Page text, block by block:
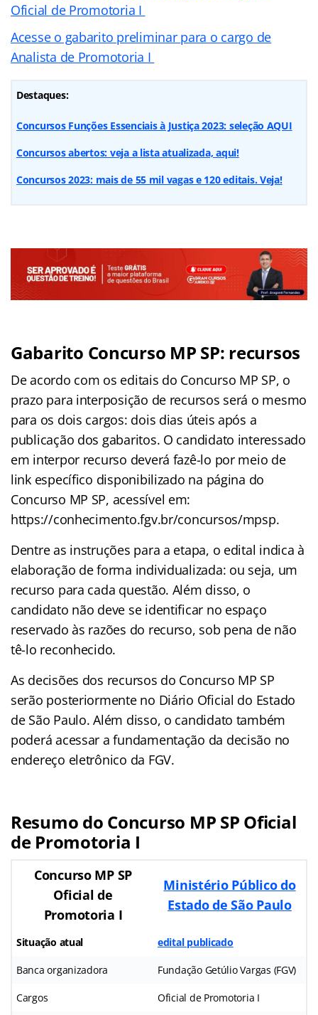
Oficial de Promotoria I
Acesse o gabarito preliminar para o cargo de
Analista de Promotoria I
Destaques:
Concursos Funções Essenciais à Justiça 2023: seleção AQUI
Concursos abertos: veja a lista atualizada, aqui!
Concursos 2023: mais de 55 mil vagas e 120 editais. Veja!
Gabarito Concurso MP SP: recursos
De acordo com os editais do Concurso MP SP, o
prazo para interposição de recursos será o mesmo
para os dois cargos: dois dias úteis após a
publicação dos gabaritos. O candidato interessado
em interpor recurso deverá fazê-lo por meio de
link específico disponibilizado na página do
Concurso MP SP, acessível em:
https://conhecimento.fgv.br/concursos/mpsp.
Dentre as instruções para a etapa, o edital indica à
elaboração de forma individualizada: ou seja, um
recurso para cada questão. Além disso, o
candidato não deve se identificar no espaço
reservado às razões do recurso, sob pena de não
tê-lo reconhecido.
As decisões dos recursos do Concurso MP SP
serão posteriormente no Diário Oficial do Estado
de São Paulo. Além disso, o candidato também
poderá acessar a fundamentação da decisão no
endereço eletrônico da FGV.
Resumo do Concurso MP SP Oficial
de Promotoria I
Concurso MP SP
Oficial de
Promotoria I
Ministério Público do
Estado de São Paulo
Situação atual edital publicado
Banca organizadora Fundação Getúlio Vargas (FGV)
Cargos Oficial de Promotoria I